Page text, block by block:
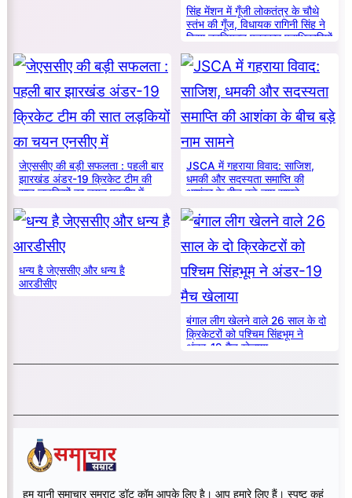
सिंह मेंशन में गूँजी लोकतंत्र के चौथे
स्तंभ की गूँज, विधायक रागिनी सिंह ने
किया नवनियुक्त पत्रकार पदाधिकारियों
का सम्मान
जेएससीए की बड़ी सफलता : पहली बार
झारखंड अंडर-19 क्रिकेट टीम की
सात लड़कियों का चयन एनसीए में
JSCA में गहराया विवाद: साजिश,
धमकी और सदस्यता समाप्ति की
आशंका के बीच बड़े नाम सामने
धन्य है जेएससीए और धन्य है
आरडीसीए
बंगाल लीग खेलने वाले 26 साल के दो
क्रिकेटरों को पश्चिम सिंहभूम ने
अंडर-19 मैच खेलाया
हम यानी समाचार सम्राट डॉट कॉम आपके लिए है। आप हमारे लिए हैं। स्पष्ट कहूं